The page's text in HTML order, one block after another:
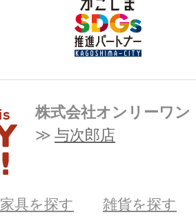
株式会社オンリーワン
与次郎店
家具を探す
雑貨を探す